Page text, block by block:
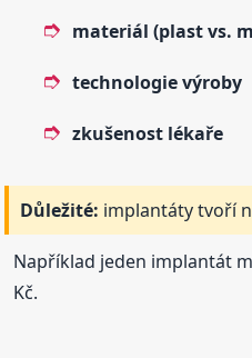
materiál (plast vs.
technologie výroby
zkušenost lékaře
Důležité: implantáty tvoří
Například jeden implantát
Kč.